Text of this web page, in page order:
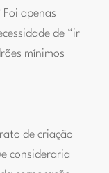
apenas
de “ir
mínimos
de criação
consideraria